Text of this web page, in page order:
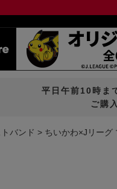
平日午前10時ま
ご購
バンド ちいかわ×Jリーグ